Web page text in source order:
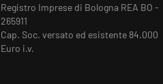
Registro Imprese di Bologna REA BO -
265911
Cap. Soc. versato ed esistente 84.000
Euro i.v.